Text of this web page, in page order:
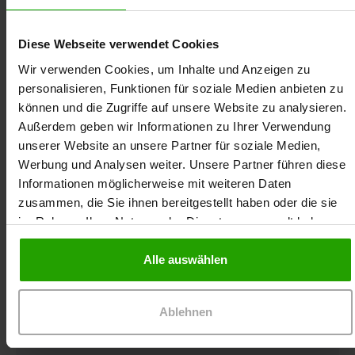
Diese Webseite verwendet Cookies
Wir verwenden Cookies, um Inhalte und Anzeigen zu
personalisieren, Funktionen für soziale Medien anbieten zu
können und die Zugriffe auf unsere Website zu analysieren.
Außerdem geben wir Informationen zu Ihrer Verwendung
unserer Website an unsere Partner für soziale Medien,
Werbung und Analysen weiter. Unsere Partner führen diese
Informationen möglicherweise mit weiteren Daten
zusammen, die Sie ihnen bereitgestellt haben oder die sie
im Rahmen Ihrer Nutzung der Dienste gesammelt haben.
Alle auswählen
Ablehnen
Als Ihr Partner in der Wundversorgung möchten
wir Ihren Arbeitsalltag mit dieser
Präsenzfortbildung zum Diabetischen
Fußsyndrom erleichtern und dazu beitragen, die
Lebensqualität Ihrer Patientinnen und Patienten
Berufsgruppe
Zielsetzung